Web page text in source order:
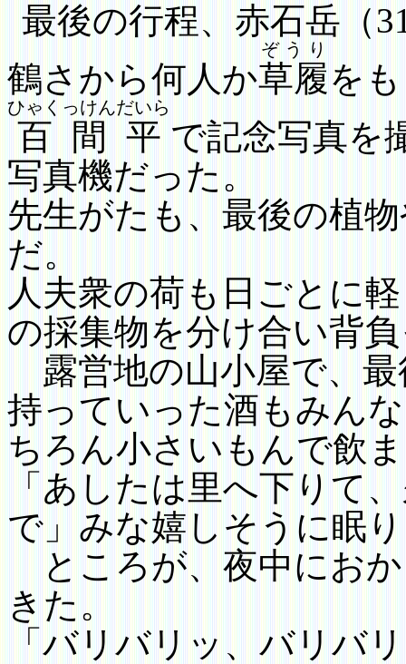
最後の行程、赤石岳（
鶴さから何人か草履
ぞうり
を
百間平
ひゃくっけんだいら
で記念写真を
写真機だった。
先生がたも、最後の植
だ。
人夫衆の荷も日ごとに
の採集物を分け合い背
露営地の山小屋で、
持っていった酒もみん
ちろん小さいもんで飲
「あしたは里へ下りて
で」みな嬉しそうに眠
ところが、夜中にお
きた。
「バリバリッ、バリバ